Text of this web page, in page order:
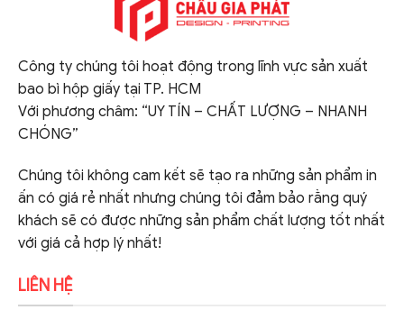
Công ty chúng tôi hoạt động trong lĩnh vực sản xuất
bao bì hộp giấy tại TP. HCM
Với phương châm: “UY TÍN – CHẤT LƯỢNG – NHANH
CHÓNG”
Chúng tôi không cam kết sẽ tạo ra những sản phẩm in
ấn có giá rẻ nhất nhưng chúng tôi đảm bảo rằng quý
khách sẽ có được những sản phẩm chất lượng tốt nhất
với giá cả hợp lý nhất!
LIÊN HỆ